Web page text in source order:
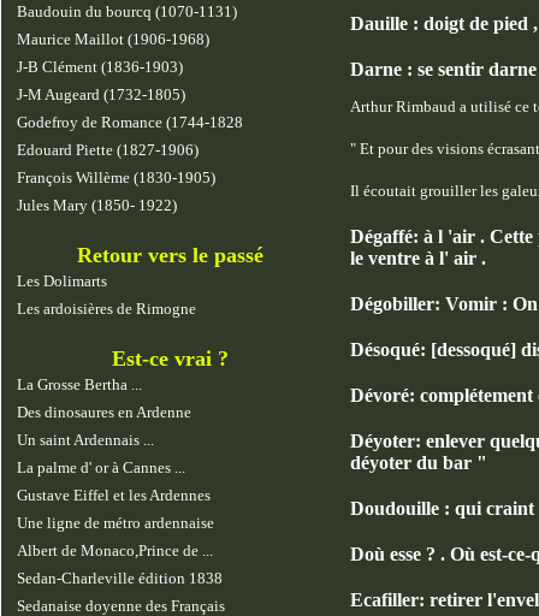
Baudouin du bourcq (1070-1131)
Maurice Maillot (1906-1968)
J-B Clément (1836-1903)
J-M Augeard (1732-1805)
Godefroy de Romance (1744-1828
Edouard Piette (1827-1906)
François Willème (1830-1905)
Jules Mary (1850- 1922)
Retour vers le passé
Les Dolimarts
Les ardoisières de Rimogne
Est-ce vrai ?
La Grosse Bertha ...
Des dinosaures en Ardenne
Un saint Ardennais ...
La palme d' or à Cannes ...
Gustave Eiffel et les Ardennes
Une ligne de métro ardennaise
Albert de Monaco,Prince de ...
Sedan-Charleville édition 1838
Sedanaise doyenne des Français
Dauille : doigt de pied
Darne : se sentir
Arthur Rimbaud a utilisé ce
" Et pour des visions
Il écoutait grouiller les
Dégaffé: à l 'air .
le ventre à l' air .
Dégobiller: Vomir :
Désoqué: [dessoqué]
Dévoré:
Déyoter: enlever
déyoter du bar "
Doudouille : qui craint
Doù esse ? . Où est-ce-
Ecafiller: retirer